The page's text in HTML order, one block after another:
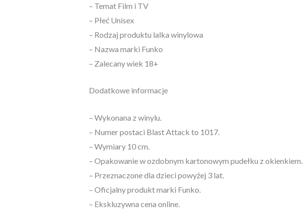
– Temat Film i TV
– Płeć Unisex
– Rodzaj produktu lalka winylowa
– Nazwa marki Funko
– Zalecany wiek 18+
Dodatkowe informacje
– Wykonana z winylu.
– Numer postaci Blast Attack to 1017.
– Wymiary 10 cm.
– Opakowanie w ozdobnym kartonowym pudełku z okienkiem.
– Przeznaczone dla dzieci powyżej 3 lat.
– Oficjalny produkt marki Funko.
– Ekskluzywna cena online.